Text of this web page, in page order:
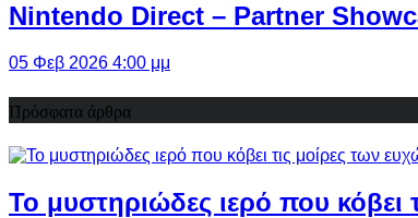
Nintendo Direct – Partner
05 Φεβ 2026 4:00 μμ
Πρόσφατα άρθρα
Το μυστηριώδες ιερό που